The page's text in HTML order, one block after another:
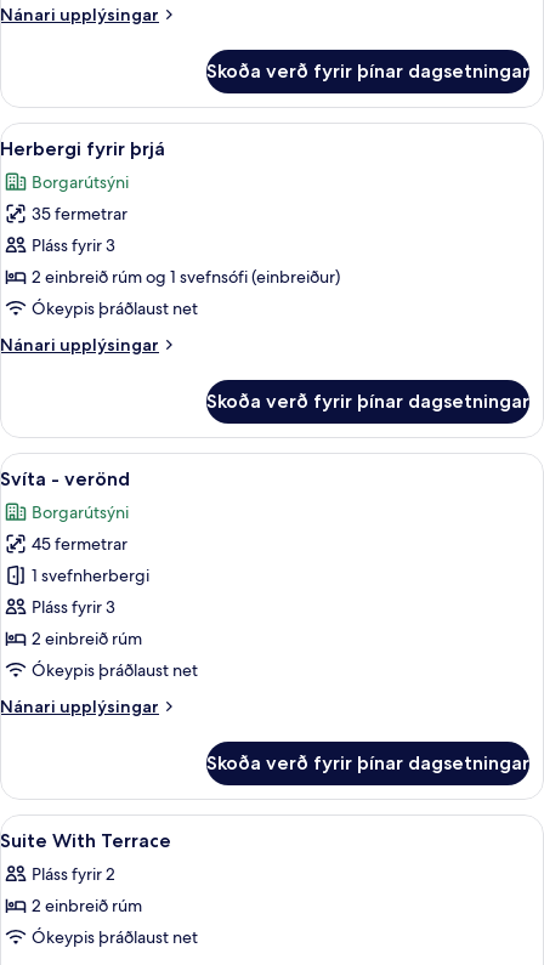
rúm
Nánari upplýsingar
Nánari
fyrir
einn,
tvíbreitt
Skoða verð fyrir þínar dagsetningar
Skoða
allar
myndir
fyrir
Herbergi
fyrir
þrjá
Herbergi fyrir þrjá | Rúmföt úr
7
Herbergi fyrir þrjá
Borgarútsýni
35 fermetrar
Pláss fyrir 3
2 einbreið rúm og 1 svefnsófi (einbreiður)
Ókeypis þráðlaust net
Nánari upplýsingar
Nánari
fyrir
þrjá
Skoða verð fyrir þínar dagsetningar
Skoða
allar
myndir
fyrir
Svíta
-
verönd
Svíta - verönd | Rúmföt úr egypskri
14
Svíta - verönd
Borgarútsýni
45 fermetrar
1 svefnherbergi
Pláss fyrir 3
2 einbreið rúm
Ókeypis þráðlaust net
Nánari upplýsingar
Nánari
-
verönd
Skoða verð fyrir þínar dagsetningar
Skoða
allar
myndir
fyrir
Suite
Rúmföt úr egypskri bómull, rúmföt
9
Suite With Terrace
Pláss fyrir 2
2 einbreið rúm
Ókeypis þráðlaust net